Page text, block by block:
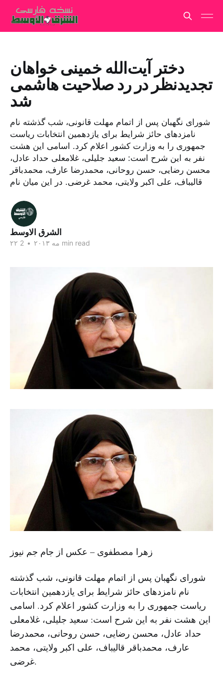
دختر آیت‌الله خمینی خواهان
تجدیدنظر در رد صلاحیت هاشمی
شد
شورای نگهبان پس از اتمام مهلت قانونی، شب گذشته نام
نامزدهای حائز شرایط برای یازدهمین انتخابات ریاست
جمهوری را به وزارت کشور اعلام کرد. اسامی این هشت
نفر به این شرح است: سعید جلیلی، غلامعلی حداد عادل،
محسن رضایی، حسن روحانی، محمدرضا عارف، محمدباقر
قالیباف، علی اکبر ولایتی، محمد غرضی. در این میان نام
الشرق الاوسط
۲۲ مه ۲۰۱۳ • 2 min read
زهرا مصطفوی – عکس از جام جم نیوز
شورای نگهبان پس از اتمام مهلت قانونی، شب گذشته
نام نامزدهای حائز شرایط برای یازدهمین انتخابات
ریاست جمهوری را به وزارت کشور اعلام کرد. اسامی
این هشت نفر به این شرح است: سعید جلیلی، غلامعلی
حداد عادل، محسن رضایی، حسن روحانی، محمدرضا
عارف، محمدباقر قالیباف، علی اکبر ولایتی، محمد
غرضی.